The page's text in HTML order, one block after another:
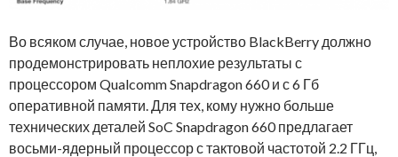
Во всяком случае, новое устройство BlackBerry должно
продемонстрировать неплохие результаты с
процессором Qualcomm Snapdragon 660 и с 6 Гб
оперативной памяти. Для тех, кому нужно больше
технических деталей SoC Snapdragon 660 предлагает
восьми-ядерный процессор с тактовой частотой 2.2 ГГц,